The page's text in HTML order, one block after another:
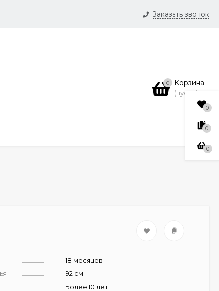
Заказать звонок
0 Корзина
(пусто)
18 месяцев
92 см
Более 10 лет
0
0
0